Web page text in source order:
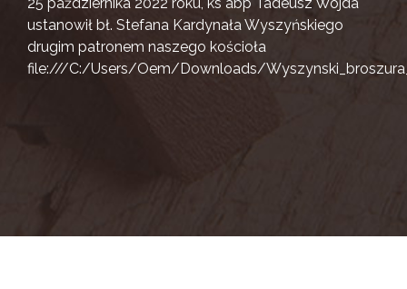
ustanowił bł. Stefana Kardynała Wyszyńskiego
drugim patronem naszego kościoła
file:///C:/Users/Oem/Downloads/